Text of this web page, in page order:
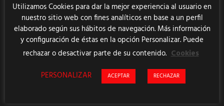
RUTAS TURÍSTICAS DE ESCAPE ROOM TEST
TIEMPO VARIABLE
Archivos
Utilizamos Cookies para dar la mejor experiencia al usuario en
nuestro sitio web con fines analíticos en base a un perfil
elaborado según sus hábitos de navegación. Más información
y configuración de éstas en la opción Personalizar. Puede
rechazar o desactivar parte de su contenido. Cookies
PERSONALIZAR
ACEPTAR RECHAZAR